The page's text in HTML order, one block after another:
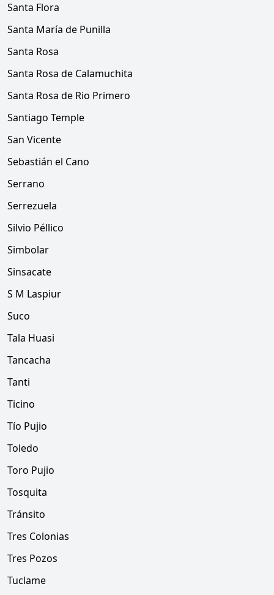
Santa Flora
Santa María de Punilla
Santa Rosa
Santa Rosa de Calamuchita
Santa Rosa de Rio Primero
Santiago Temple
San Vicente
Sebastián el Cano
Serrano
Serrezuela
Silvio Péllico
Simbolar
Sinsacate
S M Laspiur
Suco
Tala Huasi
Tancacha
Tanti
Ticino
Tío Pujio
Toledo
Toro Pujio
Tosquita
Tránsito
Tres Colonias
Tres Pozos
Tuclame